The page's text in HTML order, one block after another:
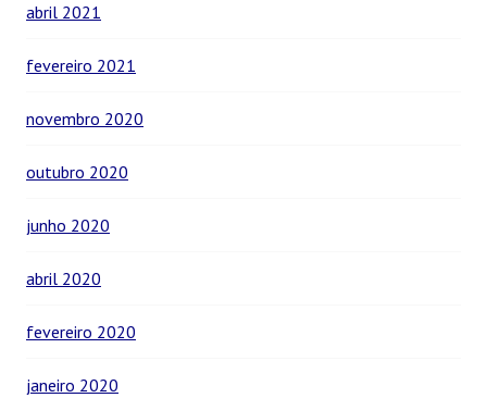
abril 2021
fevereiro 2021
novembro 2020
outubro 2020
junho 2020
abril 2020
fevereiro 2020
janeiro 2020